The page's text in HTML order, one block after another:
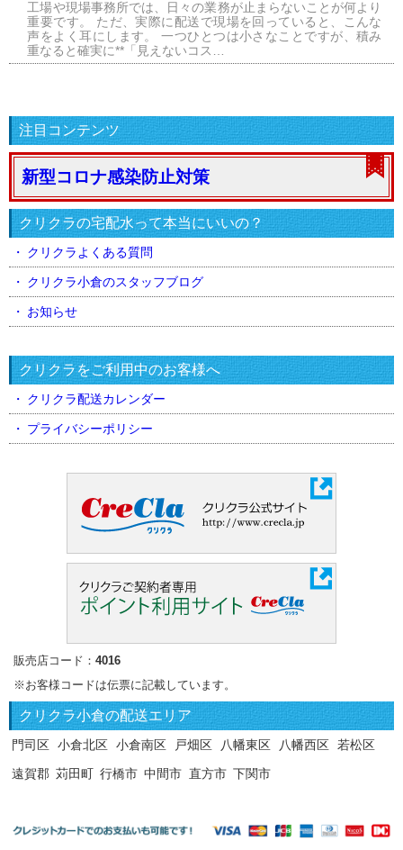
工場や現場事務所では、日々の業務が止まらないことが何より
重要です。 ただ、実際に配送で現場を回っていると、こんな
声をよく耳にします。 一つひとつは小さなことですが、積み
重なると確実に**「見えないコス…
注目コンテンツ
新型コロナ感染防止対策
クリクラの宅配水って本当にいいの？
クリクラよくある質問
クリクラ小倉のスタッフブログ
お知らせ
クリクラをご利用中のお客様へ
クリクラ配送カレンダー
プライバシーポリシー
販売店コード： 4016
※お客様コードは伝票に記載しています。
クリクラ小倉の配送エリア
門司区 小倉北区 小倉南区 戸畑区 八幡東区 八幡西区 若松区
遠賀郡 苅田町 行橋市 中間市 直方市 下関市